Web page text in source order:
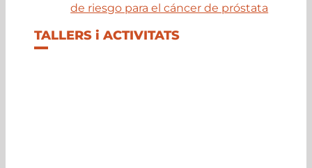
de riesgo para el cáncer de próstata
TALLERS i ACTIVITATS